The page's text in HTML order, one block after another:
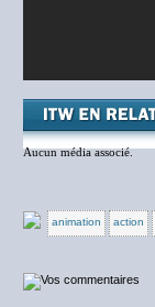
Aucun média associé.
animation action